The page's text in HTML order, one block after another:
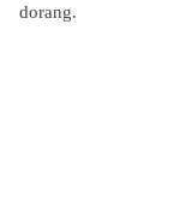
dorang.